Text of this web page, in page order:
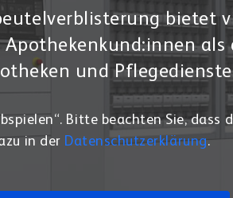
bietet
als
und
Bitte beachten Sie,
in der Datenschutzerklärung.